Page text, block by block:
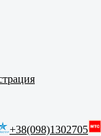
+38(098)1302705